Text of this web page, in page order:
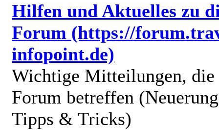
Hilfen und Aktuelles zu
Forum (https://
infopoint.de)
Wichtige Mitteilungen, die
Forum betreffen
Tipps & Tricks)